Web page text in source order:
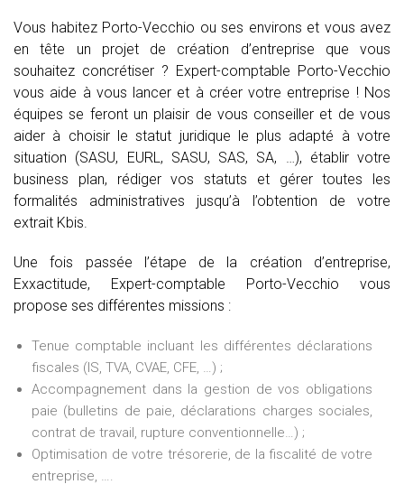
Vous habitez Porto-Vecchio ou ses environs et vous avez
en tête un projet de création d’entreprise que vous
souhaitez concrétiser ? Expert-comptable Porto-Vecchio
vous aide à vous lancer et à créer votre entreprise ! Nos
équipes se feront un plaisir de vous conseiller et de vous
aider à choisir le statut juridique le plus adapté à votre
situation (SASU, EURL, SASU, SAS, SA, …), établir votre
business plan, rédiger vos statuts et gérer toutes les
formalités administratives jusqu’à l’obtention de votre
extrait Kbis.
Une fois passée l’étape de la création d’entreprise,
Exxactitude, Expert-comptable Porto-Vecchio vous
propose ses différentes missions :
Tenue comptable incluant les différentes déclarations
fiscales (IS, TVA, CVAE, CFE, …) ;
Accompagnement dans la gestion de vos obligations
paie (bulletins de paie, déclarations charges sociales,
contrat de travail, rupture conventionnelle…) ;
Optimisation de votre trésorerie, de la fiscalité de votre
entreprise, ….